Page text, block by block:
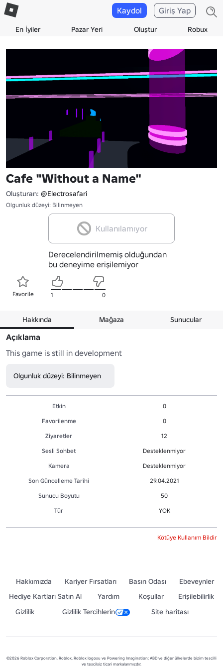
En İyiler Pazar Yeri Oluştur Robux
Kaydol Giriş Yap
Cafe "Without a Name"
Oluşturan: @Electrosafari
Olgunluk düzeyi: Bilinmeyen
Kullanılamıyor
Derecelendirilmemiş olduğundan
bu deneyime erişilemiyor
Favorile 1 0
Hakkında Mağaza Sunucular
Açıklama
This game is still in development
Olgunluk düzeyi: Bilinmeyen
Etkin
0
Favorilenme
0
Ziyaretler
12
Sesli Sohbet
Desteklenmiyor
Kamera
Desteklenmiyor
Son Güncelleme Tarihi
29.04.2021
Sunucu Boyutu
50
Tür
YOK
Kötüye Kullanım Bildir
Hakkımızda Kariyer Fırsatları Basın Odası
Ebeveynler
Hediye Kartları Satın Al
Yardım Koşullar
Erişilebilirlik
Gizlilik
Gizlilik Tercihlerin Site haritası
©2026 Roblox Corporation. Roblox, Roblox logosu ve Powering Imagination; ABD ve diğer ülkelerde bizim tescilli
ve tescilsiz ticari markalarımızdır.